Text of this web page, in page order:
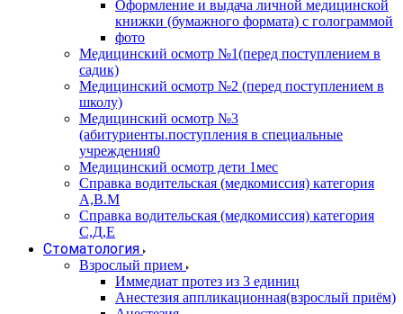
Оформление и выдача личной медицинской
книжки (бумажного формата) с голограммой
фото
Медицинский осмотр №1(перед поступлением в
садик)
Медицинский осмотр №2 (перед поступлением в
школу)
Медицинский осмотр №3
(абитуриенты.поступления в специальные
учреждения0
Медицинский осмотр дети 1мес
Справка водительская (медкомиссия) категория
А,В.М
Справка водительская (медкомиссия) категория
С,Д,Е
Стоматология
Взрослый прием
Иммедиат протез из 3 единиц
Анестезия аппликационная(взрослый приём)